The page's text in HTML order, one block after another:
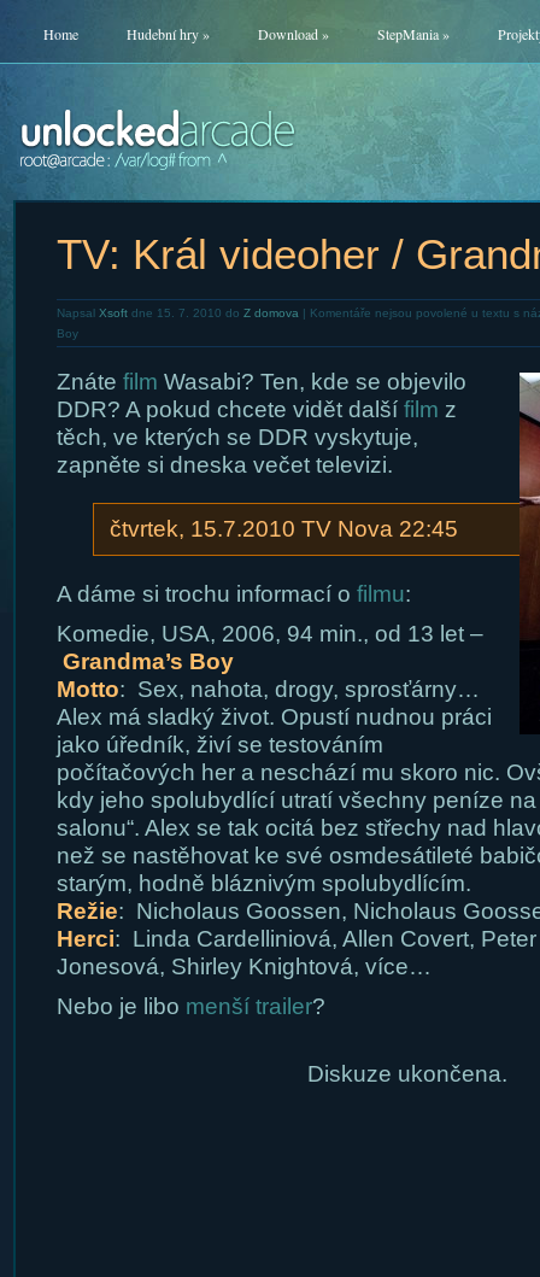
Home Hudební hry» Download» StepMania»
TV: Král videoher /
Napsal Xsoftdne 15. 7. 2010 do Z domova | Komentáře nejsou povolené u textu s
Boy
Znáte film Wasabi? Ten, kde se objevilo
DDR? A pokud chcete vidět další film z
těch, ve kterých se DDR vyskytuje,
zapněte si dneska večet televizi.
čtvrtek, 15.7.2010 TV Nova 22:45
A dáme si trochu informací o filmu:
Komedie, USA, 2006, 94 min., od 13 let –
Grandma’s Boy
Motto: Sex, nahota, drogy, sprosťárny…
Alex má sladký život. Opustí nudnou práci
jako úředník, živí se testováním
počítačových her a neschází mu skoro nic.
kdy jeho spolubydlící utratí všechny peníze
salonu“. Alex se tak ocitá bez střechy nad
než se nastěhovat ke své osmdesátileté
starým, hodně bláznivým spolubydlícím.
Režie: Nicholaus Goossen, Nicholaus
Herci: Linda Cardelliniová, Allen Covert,
Jonesová, Shirley Knightová, více…
Nebo je libo menší trailer?
Diskuze ukončena.